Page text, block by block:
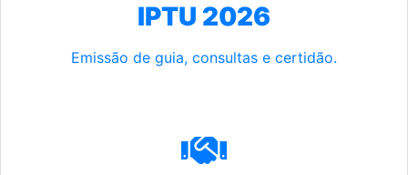
IPTU 2026
Emissão de guia, consultas e certidão.